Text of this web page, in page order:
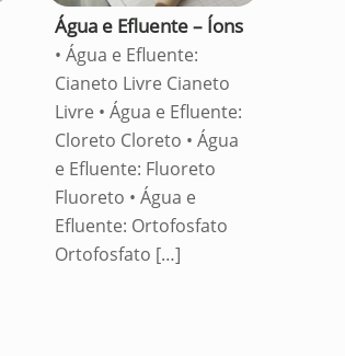
Água e Efluente – Íons
• Água e Efluente:
Cianeto Livre Cianeto
Livre • Água e Efluente:
Cloreto Cloreto • Água
e Efluente: Fluoreto
Fluoreto • Água e
Efluente: Ortofosfato
Ortofosfato […]